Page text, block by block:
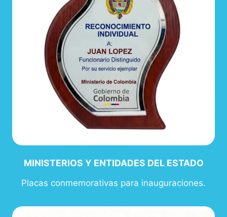
MINISTERIOS Y ENTIDADES DEL ESTADO
Placas conmemorativas para inauguraciones.